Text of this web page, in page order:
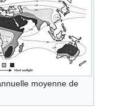
moyenne de